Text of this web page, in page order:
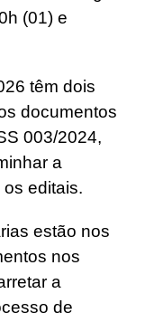
(01) e
têm dois
documentos
003/2024,
a
editais.
estão nos
nos
a
de